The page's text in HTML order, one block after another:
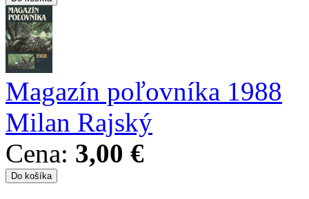
Magazín poľovníka 1988
Milan Rajský
Cena: 3,00 €